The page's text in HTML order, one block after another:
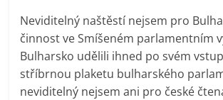
Neviditelný naštěstí nejsem pro
činnost ve Smíšeném parlamentním
Bulharsko udělili ihned po svém
stříbrnou plaketu bulharského
neviditelný nejsem ani pro české